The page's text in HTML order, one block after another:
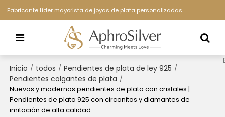
Fabricante líder mayorista de joyas de plata personalizadas
Inicio / todos / Pendientes de plata de ley 925 /
Pendientes colgantes de plata /
Nuevos y modernos pendientes de plata con cristales |
Pendientes de plata 925 con circonitas y diamantes de
imitación de alta calidad